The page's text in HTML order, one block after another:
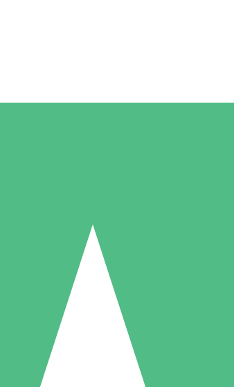
5 Descargas
15